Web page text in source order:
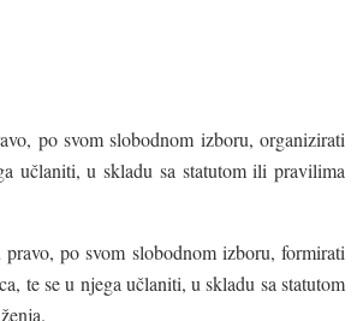
po svom slobodnom izboru, organizirati
učlaniti, u skladu sa statutom ili pravilima
po svom slobodnom izboru, formirati
te se u njega učlaniti, u skladu sa statutom